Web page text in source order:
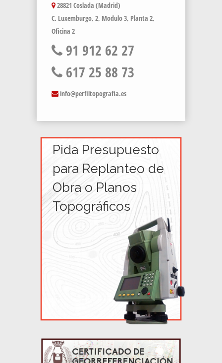
28821 Coslada (Madrid)
C. Luxemburgo, 2, Modulo 3, Planta 2,
Oficina 2
91 912 62 27
617 25 88 73
info@perfiltopografia.es
Pida Presupuesto
para Replanteo de
Obra o Planos
Topográficos